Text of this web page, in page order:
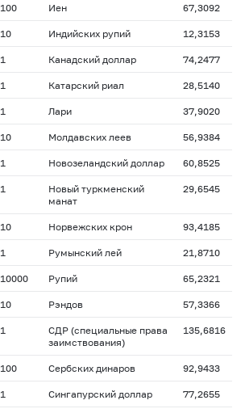
100 Иен 67,3092
10 Индийских рупий 12,3153
1 Канадский доллар 74,2477
1 Катарский риал 28,5140
1 Лари 37,9020
10 Молдавских леев 56,9384
1 Новозеландский доллар 60,8525
1
Новый туркменский
манат
29,6545
10 Норвежских крон 93,4185
1 Румынский лей 21,8710
10000 Рупий 65,2321
10 Рэндов 57,3366
1
СДР (специальные права
заимствования)
135,6816
100 Сербских динаров 92,9433
1 Сингапурский доллар 77,2655